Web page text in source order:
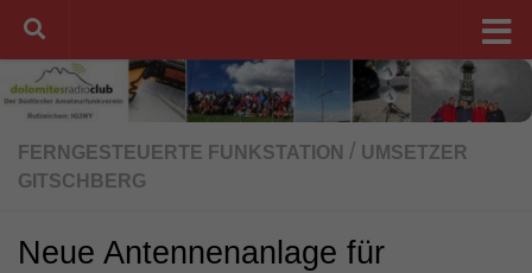
Unter dem Inhalt
FERNGESTEUERTE FUNKSTATION / UMSETZER
GITSCHBERG
Neue Antennenanlage für